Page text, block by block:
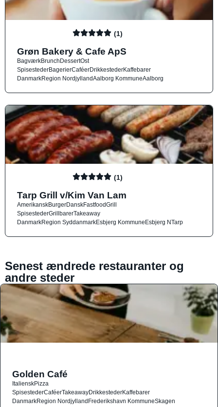
(1)
Grøn Bakery & Cafe ApS
BagværkBrunchDessertOst
SpisestederBagerierCaféerDrikkestederKaffebarer
DanmarkRegion NordjyllandAalborg KommuneAalborg
(1)
Tarp Grill v/Kim Van Lam
AmerikanskBurgerDanskFastfoodGrill
SpisestederGrillbarerTakeaway
DanmarkRegion SyddanmarkEsbjerg KommuneEsbjerg NTarp
Senest ændrede restauranter og
andre steder
Golden Café
ItalienskPizza
SpisestederCaféerTakeawayDrikkestederKaffebarer
DanmarkRegion NordjyllandFrederikshavn KommuneSkagen